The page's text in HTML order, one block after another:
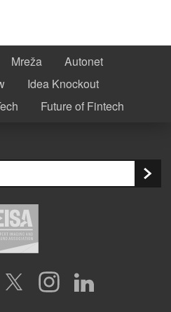
Mreža
Autonet
Idea Knockout
Future of Fintech